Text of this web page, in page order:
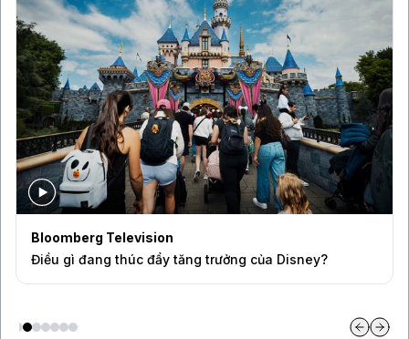
Bloomberg Television
Điều gì đang thúc đẩy tăng trưởng của Disney?